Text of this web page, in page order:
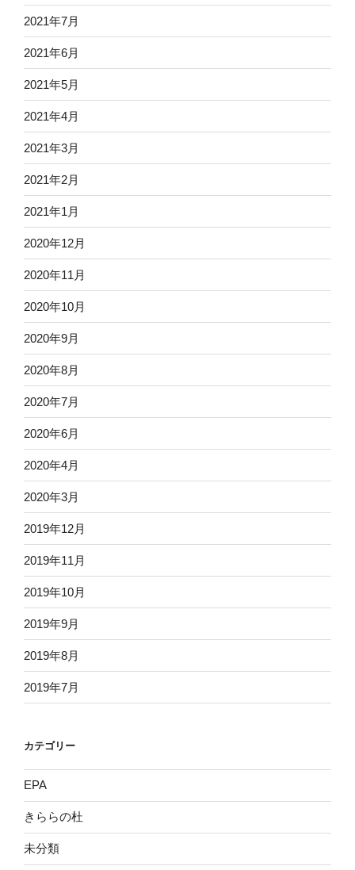
2021年7月
2021年6月
2021年5月
2021年4月
2021年3月
2021年2月
2021年1月
2020年12月
2020年11月
2020年10月
2020年9月
2020年8月
2020年7月
2020年6月
2020年4月
2020年3月
2019年12月
2019年11月
2019年10月
2019年9月
2019年8月
2019年7月
カテゴリー
EPA
きららの杜
未分類